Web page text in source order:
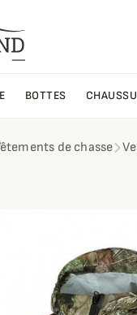
BOTTES
de chasse